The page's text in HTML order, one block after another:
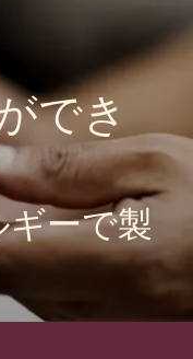
でき
ーで製